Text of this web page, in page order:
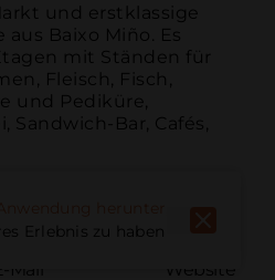
und erstklassige
Baixo Miño. Es
mit Ständen für
Fleisch, Fisch,
und Pediküre,
Sandwich-Bar, Cafés,
Mail Website
Erlebnis zu haben